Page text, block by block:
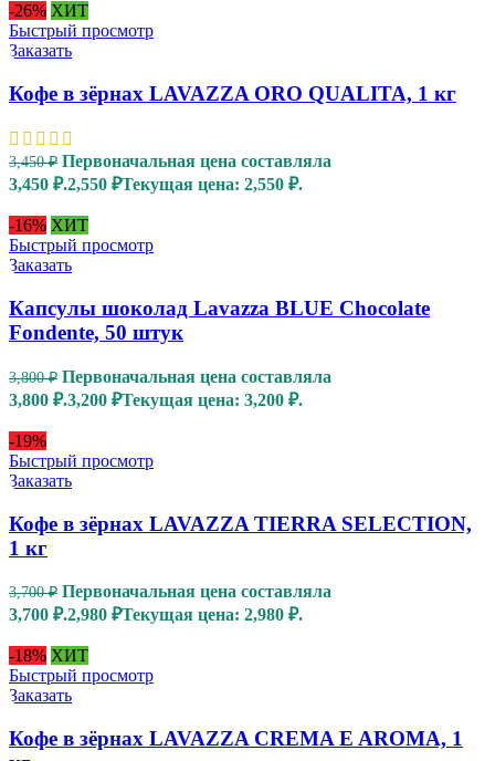
-26% ХИТ
Быстрый просмотр
Заказать
Кофе в зёрнах LAVAZZA ORO QUALITA, 1 кг
3,450₽ Первоначальная цена составляла
3,450 ₽.2,550 ₽Текущая цена: 2,550 ₽.
-16% ХИТ
Быстрый просмотр
Заказать
Капсулы шоколад Lavazza BLUE Chocolate
Fondente, 50 штук
3,800₽ Первоначальная цена составляла
3,800 ₽.3,200 ₽Текущая цена: 3,200 ₽.
-19%
Быстрый просмотр
Заказать
Кофе в зёрнах LAVAZZA TIERRA SELECTION,
1 кг
3,700₽ Первоначальная цена составляла
3,700 ₽.2,980 ₽Текущая цена: 2,980 ₽.
-18% ХИТ
Быстрый просмотр
Заказать
Кофе в зёрнах LAVAZZA CREMA E AROMA, 1